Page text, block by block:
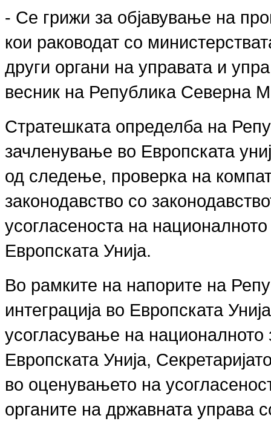
- Се грижи за објавување на
кои раководат со
други органи на управата и
весник на Република Северна
Стратешката определба на
зачленување во Европската
од следење, проверка на
законодавство со
усогласеноста на
Европската Унија.
Во рамките на напорите на
интеграција во Европската
усогласување на националното
Европската Унија,
во оценувањето на
органите на државната управа